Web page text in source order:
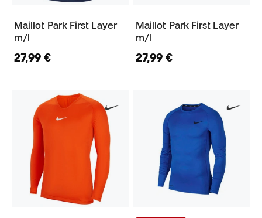
Maillot Park First Layer
m/l
27,99 €
Maillot Park First Layer
m/l
27,99 €